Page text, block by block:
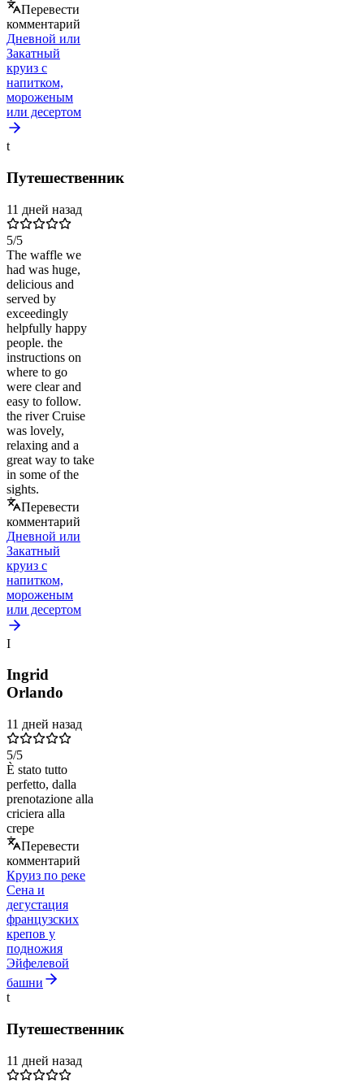
Перевести
комментарий
Дневной или
Закатный
круиз с
напитком,
мороженым
или десертом
t
Путешественник
11 дней назад
5/5
The waffle we
had was huge,
delicious and
served by
exceedingly
helpfully happy
people. the
instructions on
where to go
were clear and
easy to follow.
the river Cruise
was lovely,
relaxing and a
great way to take
in some of the
sights.
Перевести
комментарий
Дневной или
Закатный
круиз с
напитком,
мороженым
или десертом
I
Ingrid
Orlando
11 дней назад
5/5
È stato tutto
perfetto, dalla
prenotazione alla
criciera alla
crepe
Перевести
комментарий
Круиз по реке
Сена и
дегустация
французских
крепов у
подножия
Эйфелевой
башни
t
Путешественник
11 дней назад